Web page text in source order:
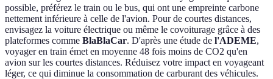
possible, préférez le train ou le bus, qui ont une empreinte carbone
nettement inférieure à celle de l'avion. Pour de courtes distances,
envisagez la voiture électrique ou même le covoiturage grâce à des
plateformes comme BlaBlaCar. D'après une étude de l'ADEME,
voyager en train émet en moyenne 48 fois moins de CO2 qu'en
avion sur les courtes distances. Réduisez votre impact en voyageant
léger, ce qui diminue la consommation de carburant des véhicules.